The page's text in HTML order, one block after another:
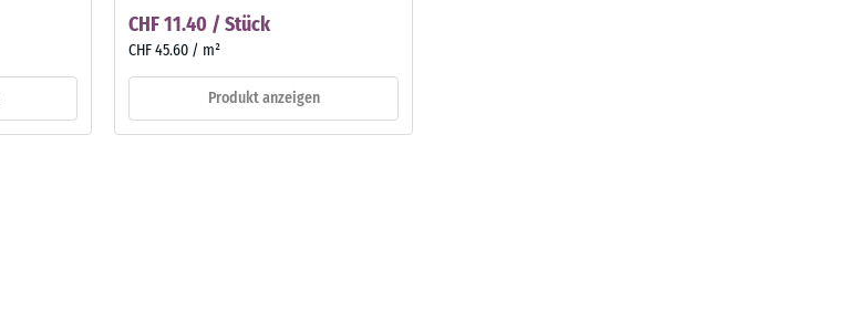
CHF 11.40 / Stück
CHF 45.60 / m²
Produkt anzeigen